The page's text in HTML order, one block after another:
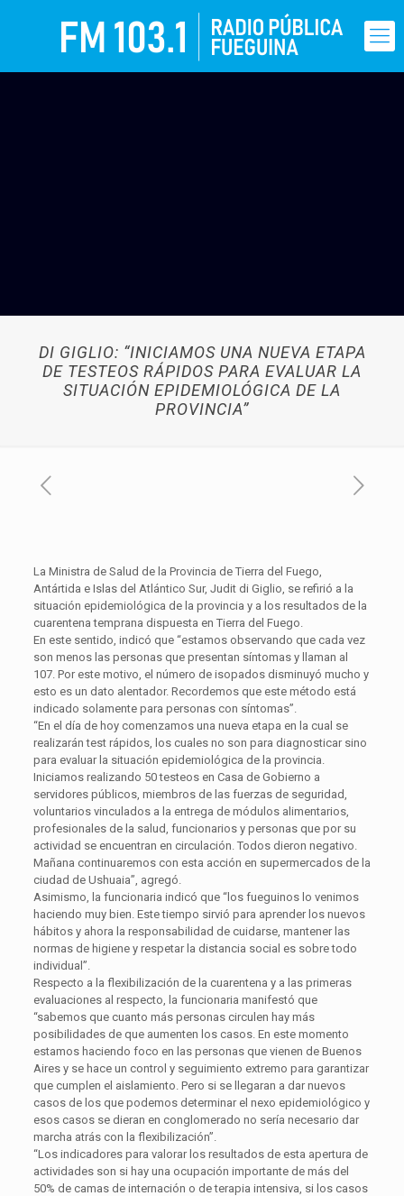
DI GIGLIO: “INICIAMOS UNA NUEVA ETAPA
DE TESTEOS RÁPIDOS PARA EVALUAR LA
SITUACIÓN EPIDEMIOLÓGICA DE LA
PROVINCIA”
La Ministra de Salud de la Provincia de Tierra del Fuego,
Antártida e Islas del Atlántico Sur, Judit di Giglio, se refirió a la
situación epidemiológica de la provincia y a los resultados de la
cuarentena temprana dispuesta en Tierra del Fuego.
En este sentido, indicó que “estamos observando que cada vez
son menos las personas que presentan síntomas y llaman al
107. Por este motivo, el número de isopados disminuyó mucho y
esto es un dato alentador. Recordemos que este método está
indicado solamente para personas con síntomas”.
“En el día de hoy comenzamos una nueva etapa en la cual se
realizarán test rápidos, los cuales no son para diagnosticar sino
para evaluar la situación epidemiológica de la provincia.
Iniciamos realizando 50 testeos en Casa de Gobierno a
servidores públicos, miembros de las fuerzas de seguridad,
voluntarios vinculados a la entrega de módulos alimentarios,
profesionales de la salud, funcionarios y personas que por su
actividad se encuentran en circulación. Todos dieron negativo.
Mañana continuaremos con esta acción en supermercados de la
ciudad de Ushuaia”, agregó.
Asimismo, la funcionaria indicó que “los fueguinos lo venimos
haciendo muy bien. Este tiempo sirvió para aprender los nuevos
hábitos y ahora la responsabilidad de cuidarse, mantener las
normas de higiene y respetar la distancia social es sobre todo
individual”.
Respecto a la flexibilización de la cuarentena y a las primeras
evaluaciones al respecto, la funcionaria manifestó que
“sabemos que cuanto más personas circulen hay más
posibilidades de que aumenten los casos. En este momento
estamos haciendo foco en las personas que vienen de Buenos
Aires y se hace un control y seguimiento extremo para garantizar
que cumplen el aislamiento. Pero si se llegaran a dar nuevos
casos de los que podemos determinar el nexo epidemiológico y
esos casos se dieran en conglomerado no sería necesario dar
marcha atrás con la flexibilización”.
“Los indicadores para valorar los resultados de esta apertura de
actividades son si hay una ocupación importante de más del
50% de camas de internación o de terapia intensiva, si los casos